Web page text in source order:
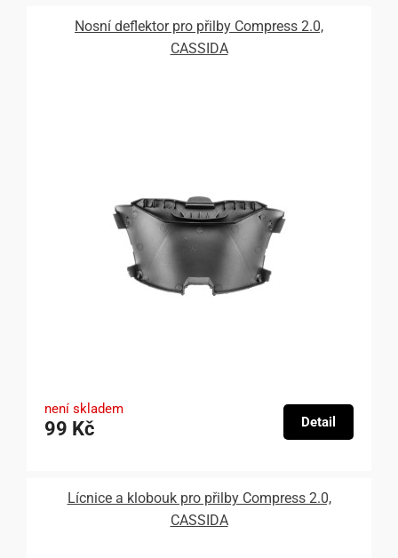
Nosní deflektor pro přilby Compress 2.0,
CASSIDA
není skladem
99 Kč Detail
Lícnice a klobouk pro přilby Compress 2.0,
CASSIDA